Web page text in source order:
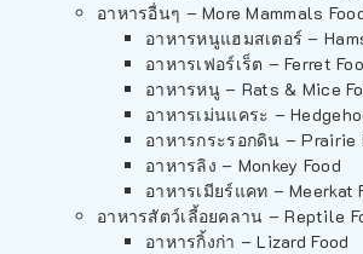
อาหารอื่นๆ – More Mammals
อาหารหนูแฮมสเตอร์ –
อาหารเฟอร์เร็ต – Ferret
อาหารหนู – Rats & Mice
อาหารเม่นแคระ –
อาหารกระรอกดิน – Prairie
อาหารลิง – Monkey Food
อาหารเมียร์แคท – Meerkat
อาหารสัตว์เลี้อยคลาน – Reptile
อาหารกิ้งก่า – Lizard Food